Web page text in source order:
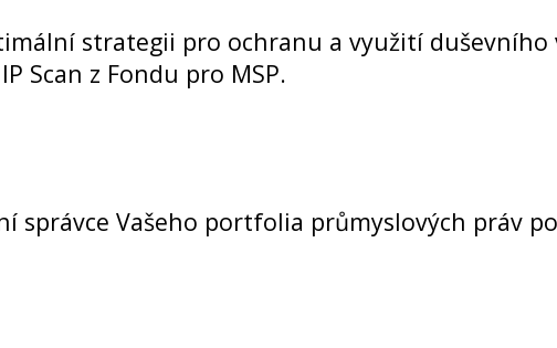
strategii pro ochranu a využití
Scan z Fondu pro MSP.
správce Vašeho portfolia průmyslových práv